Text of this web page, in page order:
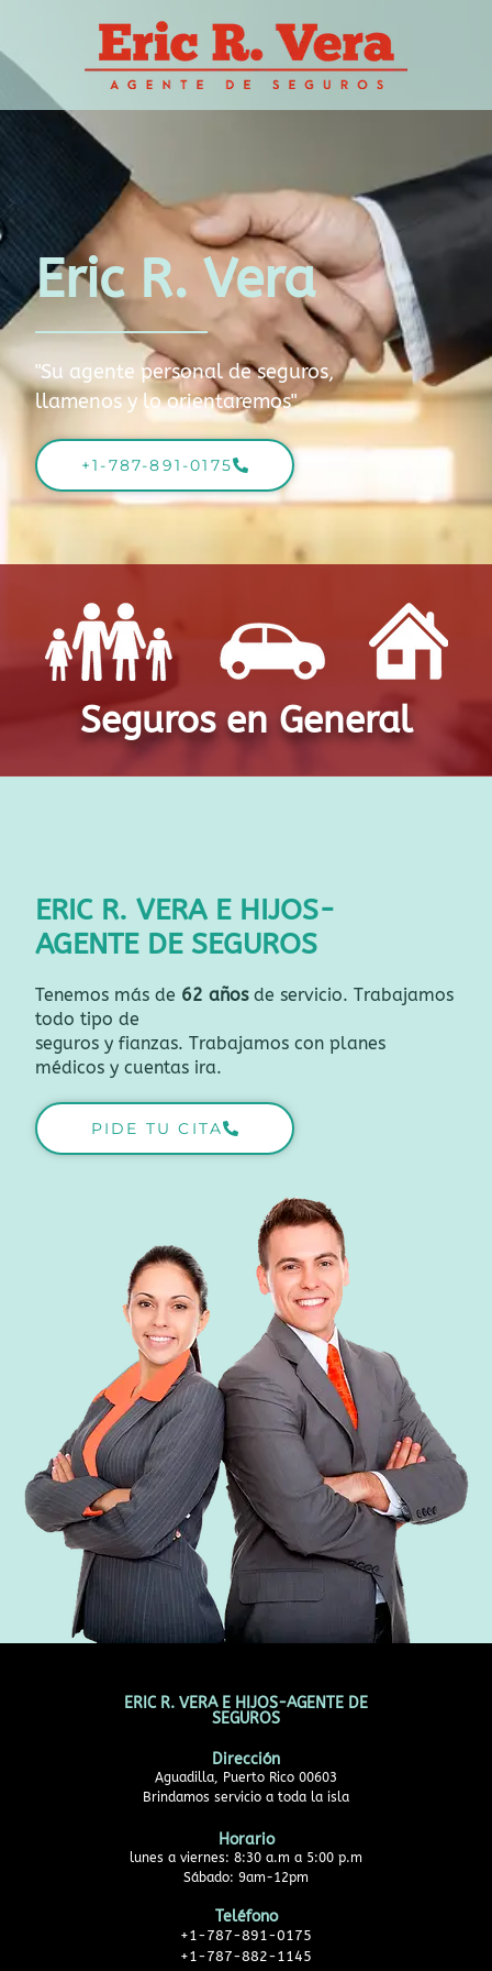
Eric R. Vera
"Su agente personal de seguros,
llamenos y lo orientaremos"
+1-787-891-0175
Seguros en General
ERIC R. VERA E HIJOS-
AGENTE DE SEGUROS
Tenemos más de 62 añosde servicio. Trabajamos
todo tipo de
seguros y fianzas. Trabajamos con planes
médicos y cuentas ira.
PIDE TU CITA
ERIC R. VERA E HIJOS-AGENTE DE
SEGUROS
Dirección
Aguadilla, Puerto Rico 00603
Brindamos servicio a toda la isla
Horario
lunes a viernes: 8:30 a.m a 5:00 p.m
Sábado: 9am-12pm
Teléfono
+1-787-891-0175
+1-787-882-1145